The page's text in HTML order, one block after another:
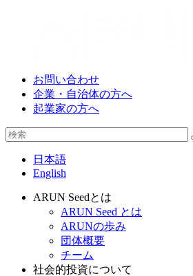
お問い合わせ
企業・自治体の方へ
起業家の方へ
日本語
English
ARUN Seedとは
ARUN Seed とは
ARUNの歩み
団体概要
チーム
社会的投資について